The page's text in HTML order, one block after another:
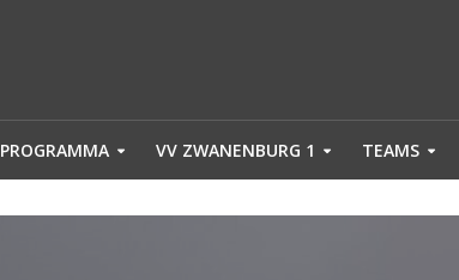
PROGRAMMA VV ZWANENBURG 1 TEAMS